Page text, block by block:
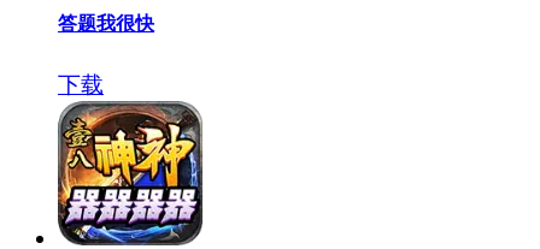
答题我很快
下载